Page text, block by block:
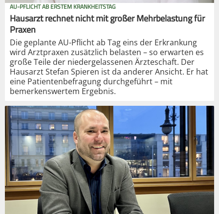
AU-PFLICHT AB ERSTEM KRANKHEITSTAG
Hausarzt rechnet nicht mit großer Mehrbelastung für
Praxen
Die geplante AU-Pflicht ab Tag eins der Erkrankung
wird Arztpraxen zusätzlich belasten – so erwarten es
große Teile der niedergelassenen Ärzteschaft. Der
Hausarzt Stefan Spieren ist da anderer Ansicht. Er hat
eine Patientenbefragung durchgeführt – mit
bemerkenswertem Ergebnis.